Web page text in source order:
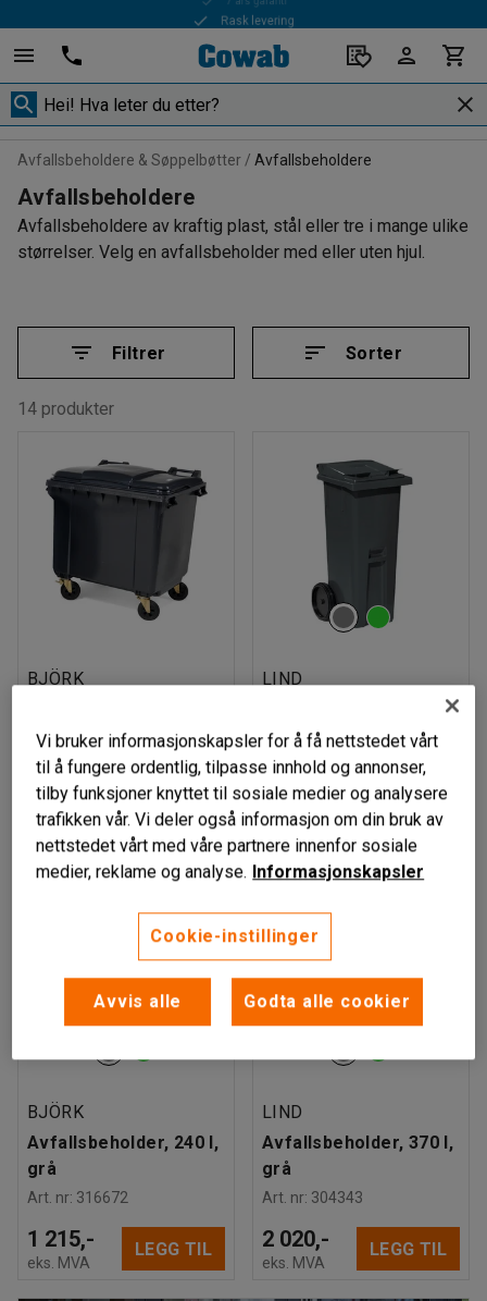
Rask levering
Avfallsbeholdere & Søppelbøtter Avfallsbeholdere
Avfallsbeholdere
Avfallsbeholdere av kraftig plast, stål eller tre i mange ulike
størrelser. Velg en avfallsbeholder med eller uten hjul.
Filtrer Sorter
14 produkter
BJÖRK
l, grå
Art. nr:316823
6 995,-
eks. MVA
LEGG TIL
LIND
Søppeldunk, 140 l, grå
Art. nr :304323
1 155,-
eks. MVA
LEGG TIL
BJÖRK
Avfallsbeholder, 240 l,
grå
Art. nr: 316672
1 215,-
eks. MVA
LEGG TIL
LIND
Avfallsbeholder, 370 l,
grå
Art. nr: 304343
2 020,-
eks. MVA
LEGG TIL
Vi bruker informasjonskapsler for å få nettstedet vårt
til å fungere ordentlig, tilpasse innhold og annonser,
tilby funksjoner knyttet til sosiale medier og analysere
trafikken vår. Vi deler også informasjon om din bruk av
nettstedet vårt med våre partnere innenfor sosiale
medier, reklame og analyse. Informasjonskapsler
Cookie-instillinger
Avvis alle Godta alle cookier